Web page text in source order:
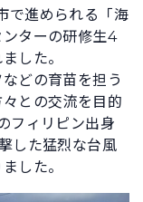
で進められる「海
ターの研修生4
した。
どの育苗を担う
々との交流を目的
フィリピン出身
した猛烈な台風
した。